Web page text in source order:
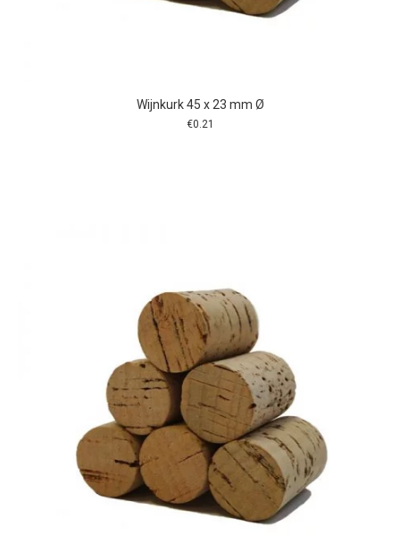
Wijnkurk 45 x 23 mm Ø
€0.21